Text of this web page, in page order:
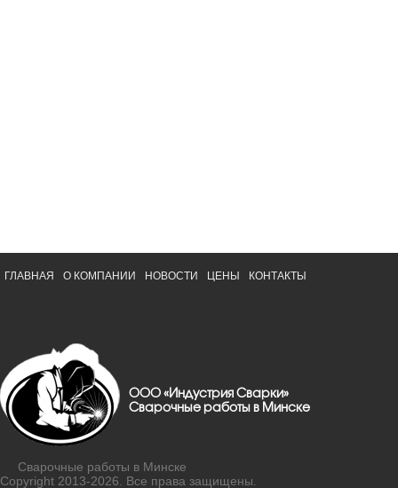
ГЛАВНАЯ О КОМПАНИИ НОВОСТИ ЦЕНЫ КОНТАКТЫ
ООО «Индустрия Сварки»
Сварочные работы в Минске
Сварочные работы в Минске
Copyright 2013-2026. Все права защищены.